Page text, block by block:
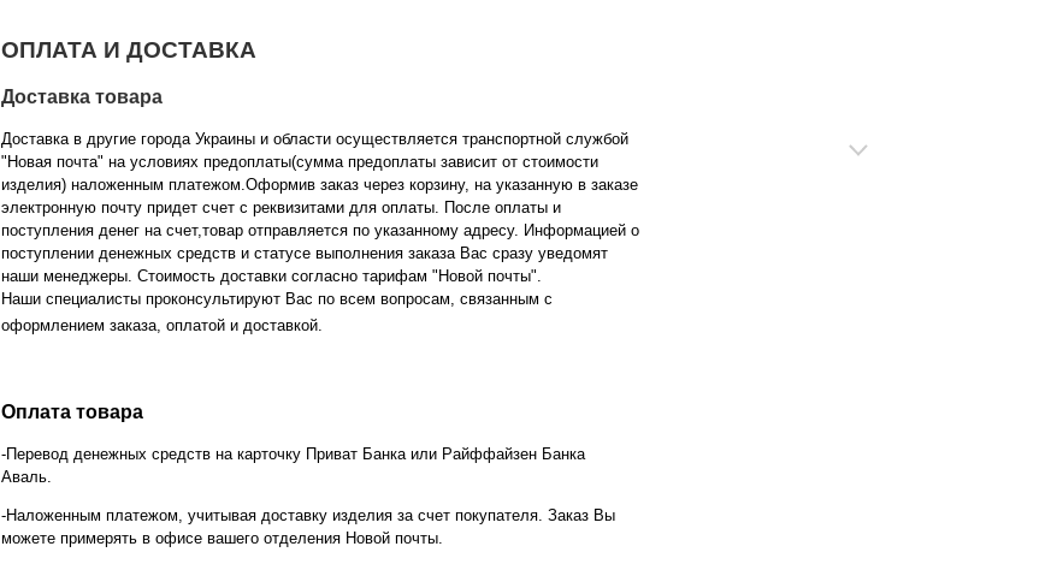
ОПЛАТА И ДОСТАВКА
Доставка товара
Доставка в другие города Украины и области осуществляется транспортной службой
"Новая почта" на условиях предоплаты(сумма предоплаты зависит от стоимости
изделия) наложенным платежом.Оформив заказ через корзину, на указанную в заказе
электронную почту придет счет с реквизитами для оплаты. После оплаты и
поступления денег на счет,товар отправляется по указанному адресу. Информацией о
поступлении денежных средств и статусе выполнения заказа Вас сразу уведомят
наши менеджеры. Стоимость доставки согласно тарифам "Новой почты".
Наши специалисты проконсультируют Вас по всем вопросам, связанным с
оформлением заказа, оплатой и доставкой.
Оплата товара
-Перевод денежных средств на карточку Приват Банка или Райффайзен Банка
Аваль.
-Наложенным платежом, учитывая доставку изделия за счет покупателя. Заказ Вы
можете примерять в офисе вашего отделения Новой почты.